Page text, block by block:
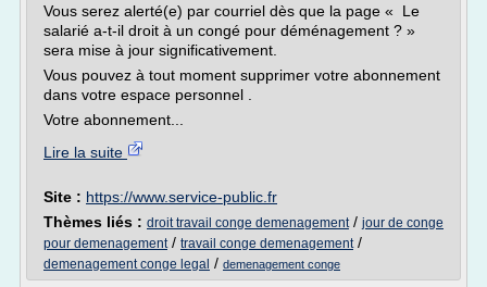
Vous serez alerté(e) par courriel dès que la page « Le
salarié a-t-il droit à un congé pour déménagement ? »
sera mise à jour significativement.
Vous pouvez à tout moment supprimer votre abonnement
dans votre espace personnel .
Votre abonnement...
Lire la suite
Site : https://www.service-public.fr
Thèmes liés : droit travail conge demenagement/ jour de conge
pour demenagement/ travail conge demenagement/
demenagement conge legal / demenagement conge